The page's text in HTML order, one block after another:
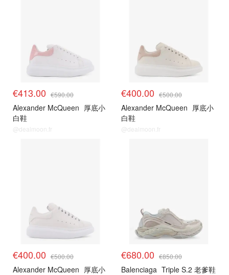
€413.00 €590.00
Alexander McQueen 厚底小
白鞋
@dealmoon.fr
€400.00 €500.00
Alexander McQueen 厚底小
白鞋
@dealmoon.fr
€400.00 €500.00
Alexander McQueen 厚底小
€680.00 €850.00
Balenciaga Triple S.2 老爹鞋